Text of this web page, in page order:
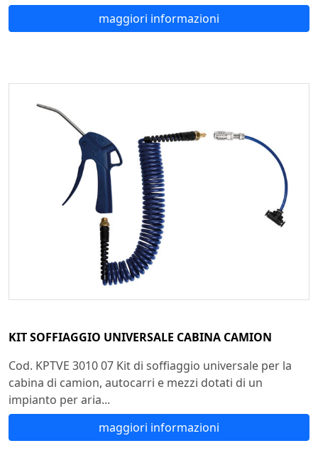
maggiori informazioni
KIT SOFFIAGGIO UNIVERSALE CABINA CAMION
Cod. KPTVE 3010 07 Kit di soffiaggio universale per la
cabina di camion, autocarri e mezzi dotati di un
impianto per aria...
maggiori informazioni